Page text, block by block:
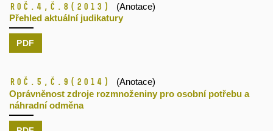
Roč.4, č.8 (2013)
(Anotace)
Přehled aktuální judikatury
PDF
Roč.5, č.9 (2014)
(Anotace)
Oprávněnost zdroje rozmnoženiny pro osobní potřebu a
náhradní odměna